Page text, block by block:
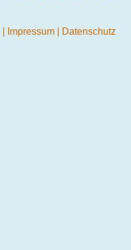
Impressum Datenschutz